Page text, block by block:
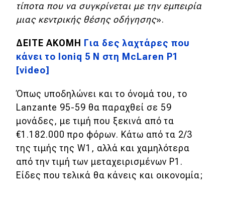
τίποτα που να συγκρίνεται με την εμπειρία
μιας κεντρικής θέσης οδήγησης».
ΔΕΙΤΕ ΑΚΟΜΗ
Για δες λαχτάρες που
κάνει το Ioniq 5 N στη McLaren P1
[video]
Όπως υποδηλώνει και το όνομά του, το
Lanzante 95-59 θα παραχθεί σε 59
μονάδες, με τιμή που ξεκινά από τα
€1.182.000 προ φόρων. Κάτω από τα 2/3
της τιμής της W1, αλλά και χαμηλότερα
από την τιμή των μεταχειρισμένων P1.
Είδες που τελικά θα κάνεις και οικονομία;